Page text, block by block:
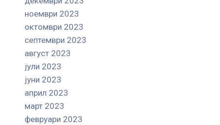
ноември 2023
октомври 2023
септември 2023
август 2023
јули 2023
јуни 2023
април 2023
март 2023
февруари 2023